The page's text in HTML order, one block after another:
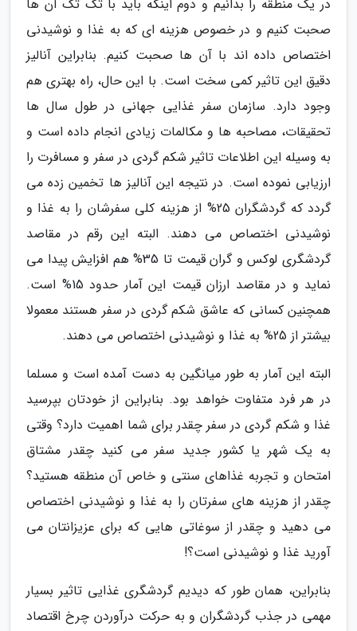
در یک منطقه را بدانیم و دوم اینکه باید با تک تک آن ها
صحبت کنیم و در خصوص هزینه ای که به غذا و نوشیدنی
اختصاص داده اند با آن ها صحبت کنیم. بنابراین آنالیز
دقیق این تاثیر کمی سخت است. با این حال، راه بهتری هم
وجود دارد. سازمان سفر غذایی جهانی در طول سال ها
تحقیقات، مصاحبه ها و مکالمات زیادی انجام داده است و
به وسیله این اطلاعات تاثیر شکم گردی در سفر و مسافرت را
ارزیابی نموده است. در نتیجه این آنالیز ها تخمین زده می
گردد که گردشگران 25% از هزینه کلی سفرشان را به غذا و
نوشیدنی اختصاص می دهند. البته این رقم در مقاصد
گردشگری لوکس و گران قیمت تا 35% هم افزایش پیدا می
نماید و در مقاصد ارزان قیمت این آمار حدود 15% است.
همچنین کسانی که عاشق شکم گردی در سفر هستند معمولا
بیشتر از 25% به غذا و نوشیدنی اختصاص می دهند.
البته این آمار به طور میانگین به دست آمده است و مسلما
در هر فرد متفاوت خواهد بود. بنابراین از خودتان بپرسید
غذا و شکم گردی در سفر چقدر برای شما اهمیت دارد؟ وقتی
به یک شهر یا کشور جدید سفر می کنید چقدر مشتاق
امتحان و تجربه غذاهای سنتی و خاص آن منطقه هستید؟
چقدر از هزینه های سفرتان را به غذا و نوشیدنی اختصاص
می دهید و چقدر از سوغاتی هایی که برای عزیزانتان می
آورید غذا و نوشیدنی است؟!
بنابراین، همان طور که دیدیم گردشگری غذایی تاثیر بسیار
مهمی در جذب گردشگران و به حرکت درآوردن چرخ اقتصاد